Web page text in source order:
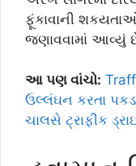
ફૂંકાવાની
જણાવવામાં આવ્યું
આ પણ વાંચો:
ઉલ્લંઘન કરતા
ચાલસે ટ્રાફીક